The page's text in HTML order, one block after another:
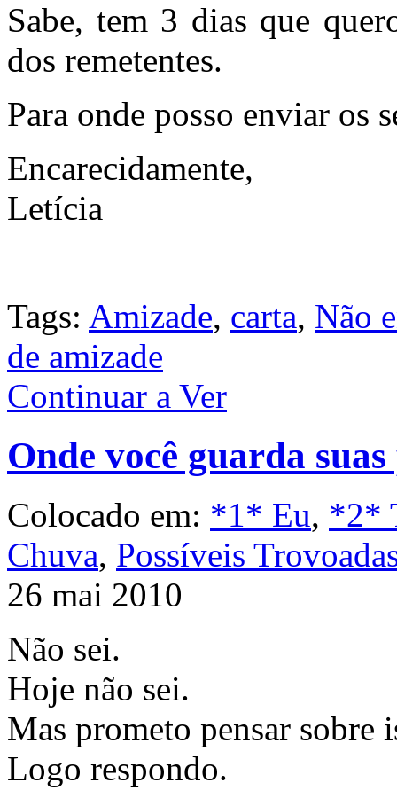
Sabe, tem 3 dias que
dos remetentes.
Para onde posso enviar os
Encarecidamente,
Letícia
Tags: Amizade, carta, Não
de amizade
Continuar a Ver
Onde você guarda
Colocado em: *1* Eu, *2*
Chuva, Possíveis
26 mai 2010
Não sei.
Hoje não sei.
Mas prometo pensar sobre
Logo respondo.